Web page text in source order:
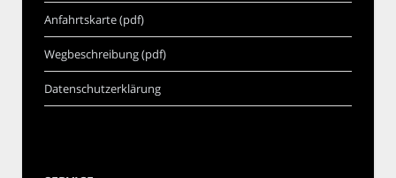
Anfahrtskarte (pdf)
Wegbeschreibung (pdf)
Datenschutzerklärung